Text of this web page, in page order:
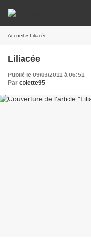
Accueil » Liliacée
Liliacée
Publié le 09/03/2011 à 06:51
Par colette95